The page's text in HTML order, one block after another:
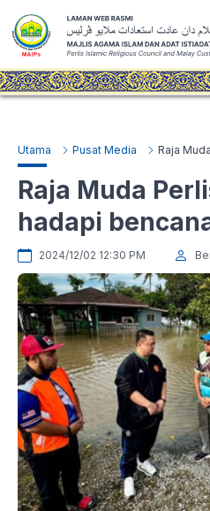
Utama Pusat Media
Raja Muda
hadapi
2024/12/02 12:30 PM